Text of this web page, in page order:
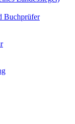
Buchprüfer